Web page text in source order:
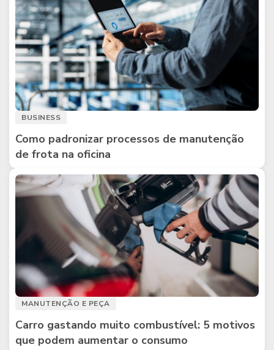
BUSINESS
Como padronizar processos de manutenção
de frota na oficina
MANUTENÇÃO E PEÇA
Carro gastando muito combustível: 5 motivos
que podem aumentar o consumo